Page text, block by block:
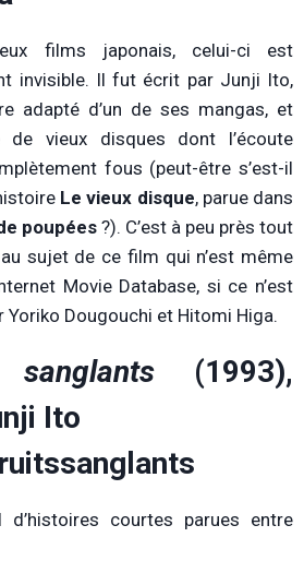
films japonais, celui-ci est
invisible. Il fut écrit par Junji Ito,
adapté d’un de ses mangas, et
de vieux disques dont l’écoute
fous (peut-être s’est-il
Le vieux disque, parue dans
poupées?). C’est à peu près tout
sujet de ce film qui n’est même
Movie Database, si ce n’est
Yoriko Dougouchi et Hitomi Higa.
(1993),
Ito
d’histoires courtes parues entre